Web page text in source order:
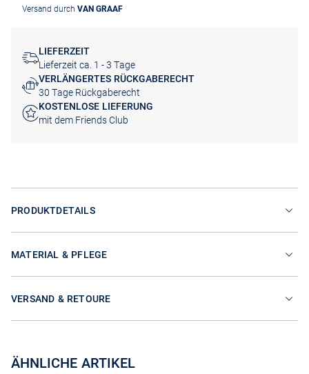
Versand durch VAN GRAAF
LIEFERZEIT
Lieferzeit ca. 1 - 3 Tage
VERLÄNGERTES RÜCKGABERECHT
30 Tage Rückgaberecht
KOSTENLOSE LIEFERUNG
mit dem Friends Club
PRODUKTDETAILS
MATERIAL & PFLEGE
VERSAND & RETOURE
ÄHNLICHE ARTIKEL